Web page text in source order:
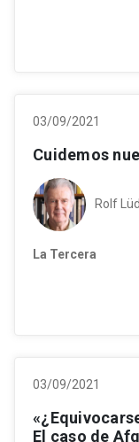
03/09/2021
Cuidemos
Rolf
La Tercera
03/09/2021
El caso de